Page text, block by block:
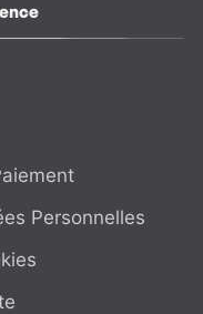
Personnelles